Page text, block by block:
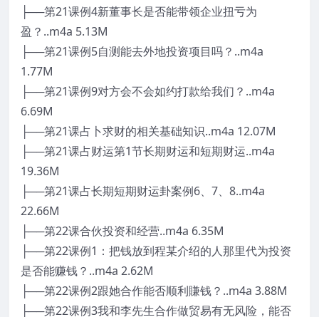
├──第21课例4新董事长是否能带领企业扭亏为
盈？..m4a 5.13M
├──第21课例5自测能去外地投资项目吗？..m4a
1.77M
├──第21课例9对方会不会如约打款给我们？..m4a
6.69M
├──第21课占卜求财的相关基础知识..m4a 12.07M
├──第21课占财运第1节长期财运和短期财运..m4a
19.36M
├──第21课占长期短期财运卦案例6、7、8..m4a
22.66M
├──第22课合伙投资和经营..m4a 6.35M
├──第22课例1：把钱放到程某介绍的人那里代为投资
是否能赚钱？..m4a 2.62M
├──第22课例2跟她合作能否顺利賺钱？..m4a 3.88M
├──第22课例3我和李先生合作做贸易有无风险，能否